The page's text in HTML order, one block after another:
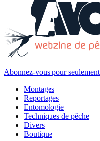
Abonnez-vous pour seulement
Montages
Reportages
Entomologie
Techniques de pêche
Divers
Boutique